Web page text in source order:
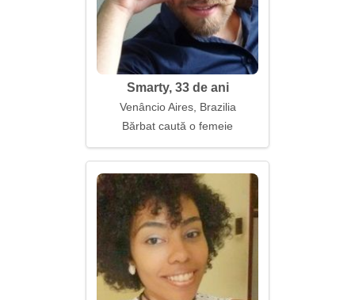
Smarty, 33 de ani
Venâncio Aires, Brazilia
Bărbat caută o femeie